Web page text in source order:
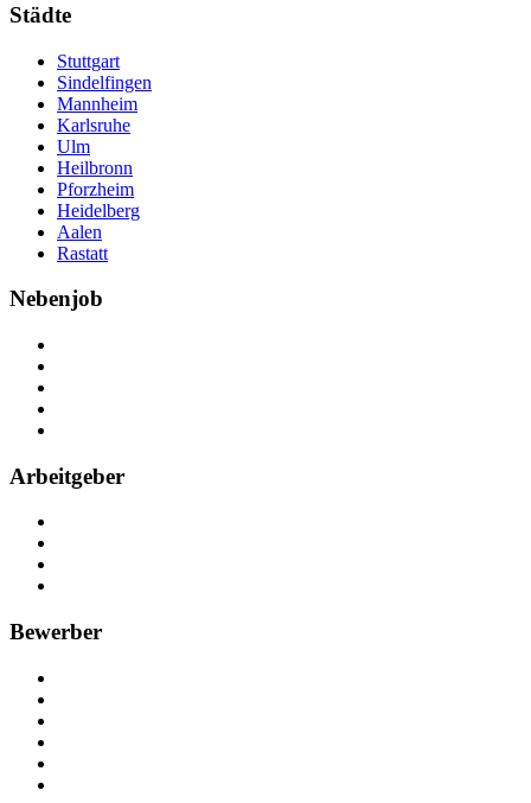
Städte
Stuttgart
Sindelfingen
Mannheim
Karlsruhe
Ulm
Heilbronn
Pforzheim
Heidelberg
Aalen
Rastatt
Nebenjob
Arbeitgeber
Bewerber